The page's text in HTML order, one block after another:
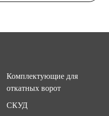
Комплектующие для
откатных ворот
СКУД